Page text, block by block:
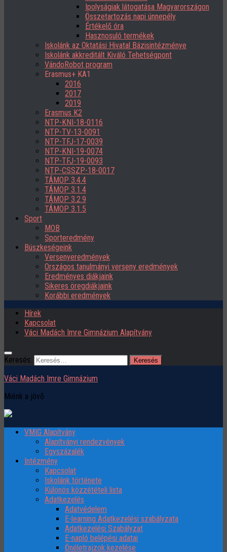
Ipolyságiak látogatása Magyarországon
Összetartozás napi ünnepély
Értékelő óra
Hasznosuló termékek
Iskolánk az Oktatási Hivatal Bázisintézménye
Iskolánk akkreditált Kiváló Tehetségpont
VándoRobot program
Erasmus+ KA1
2016
2017
2019
Erasmus K2
NTP-KNI-18-0116
NTP-TV-13-0091
NTP-TFJ-17-0039
NTP-KNI-19-0074
NTP-TFJ-19-0093
NTP-CSSZP-18-0017
TÁMOP 3.4.4
TÁMOP 3.1.4
TÁMOP 3.2.9
TÁMOP 3.1.5
Sport
MOB
Sporteredmény
Büszkeségeink
Versenyeredmények
Országos tanulmányi verseny eredmények
Eredményes diákjaink
Sikeres öregdiákjaink
Korábbi eredmények
Hírek
Kapcsolat
Váci Madách Imre Gimnázium Alapítvány
Keresés:
Váci Madách Imre Gimnázium
Miénk a jövő
VMIG Alapítvány
Alapítványi rendezvények
Egyszázalék
Intézmény
Kapcsolat
Iskolánk története
Különös közzétételi lista
Adatkezelés
Adatvédelem
E-learning Adatkezelési szabályzata
Adatkezelési Szabályzat
E-napló belépési adatai
Önéletrajzok kezelése